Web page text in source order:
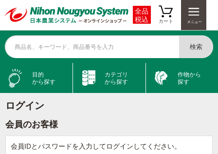
全品
税込
カート
商品名、キーワード、商品番号を入力 検索
目的
から探す
カテゴリ
から探す
作物から
探す
ログイン
会員のお客様
会員IDとパスワードを入力してログインしてください。